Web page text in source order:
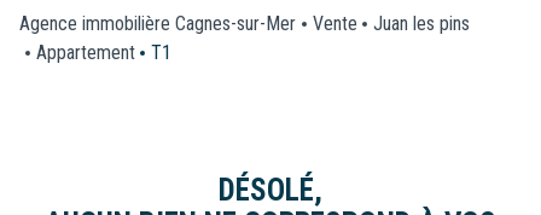
Maisons
& Villas
LOUER
Agence immobilière Cagnes-sur-Mer Vente
Juan les pins
Appartement
T1
DÉSOLÉ,